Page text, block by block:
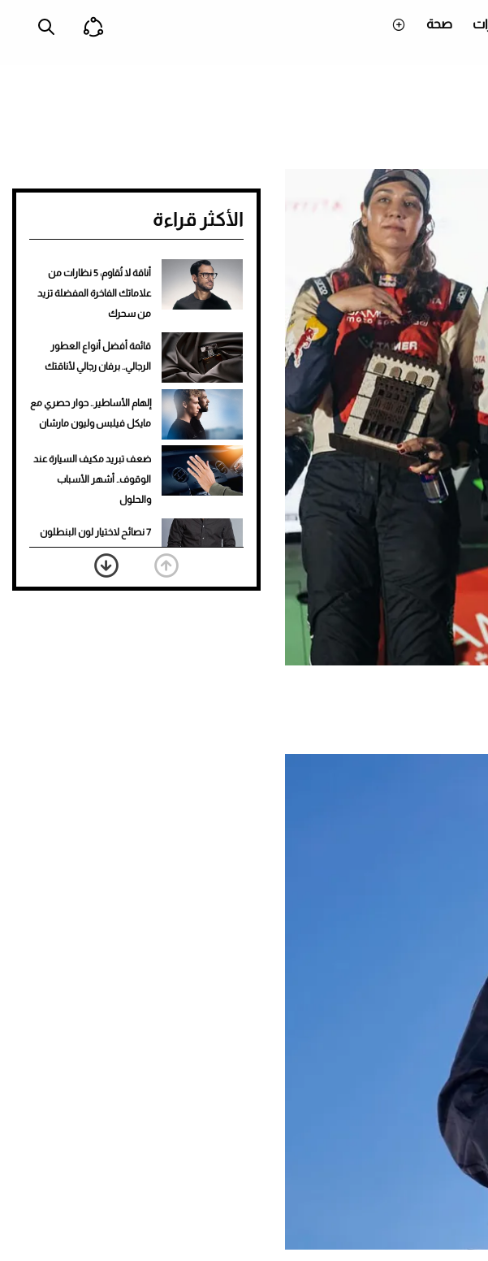
صحة
الأكثر قراءة
أناقة لا تُقاوم: 5 نظارات من
علاماتك الفاخرة المفضلة تزيد
من سحرك
قائمة أفضل أنواع العطور
الرجالي.. برفان رجالي لأناقتك
إلهام الأساطير.. حوار حصري مع
مايكل فيلبس وليون مارشان
ضعف تبريد مكيف السيارة عند
الوقوف.. أشهر الأسباب
والحلول
7 نصائح لاختيار لون البنطلون
المناسب للقميص الأسود
نرى المستقبل من خلال